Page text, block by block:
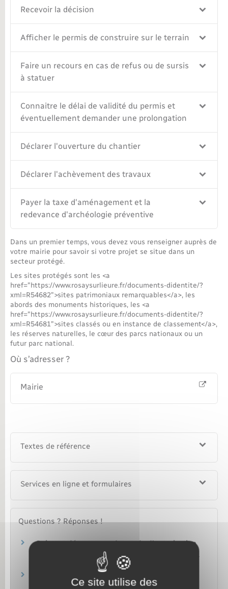
Recevoir la décision
Afficher le permis de construire sur le terrain
Faire un recours en cas de refus ou de sursis
à statuer
Connaitre le délai de validité du permis et
éventuellement demander une prolongation
Déclarer l'ouverture du chantier
Déclarer l'achèvement des travaux
Payer la taxe d'aménagement et la
redevance d'archéologie préventive
Dans un premier temps, vous devez vous renseigner auprès de
votre mairie pour savoir si votre projet se situe dans un
secteur protégé.
Les sites protégés sont les <a
href="https://www.rosaysurlieure.fr/documents-didentite/?
xml=R54682">sites patrimoniaux remarquables</a>, les
abords des monuments historiques, les <a
href="https://www.rosaysurlieure.fr/documents-didentite/?
xml=R54681">sites classés ou en instance de classement</a>,
les réserves naturelles, le cœur des parcs nationaux ou un
futur parc national.
Où s’adresser ?
Mairie
Textes de référence
Services en ligne et formulaires
Questions ? Réponses !
Qui peut déposer une demande d'autorisation
d'urbanisme (permis de construire, déclaration
quelles sont les règles de calcul ?
Ce site utilise des